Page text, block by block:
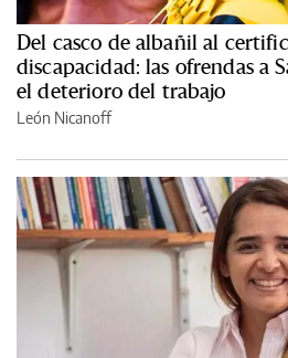
Del casco de albañil al
discapacidad: las ofrendas a
el deterioro del trabajo
León Nicanoff